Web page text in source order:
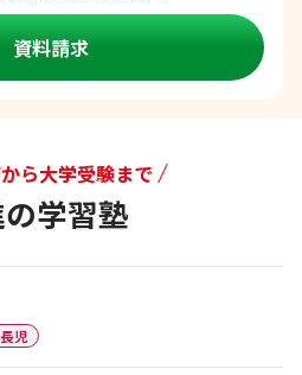
資料請求
ら大学受験まで
学習塾
児